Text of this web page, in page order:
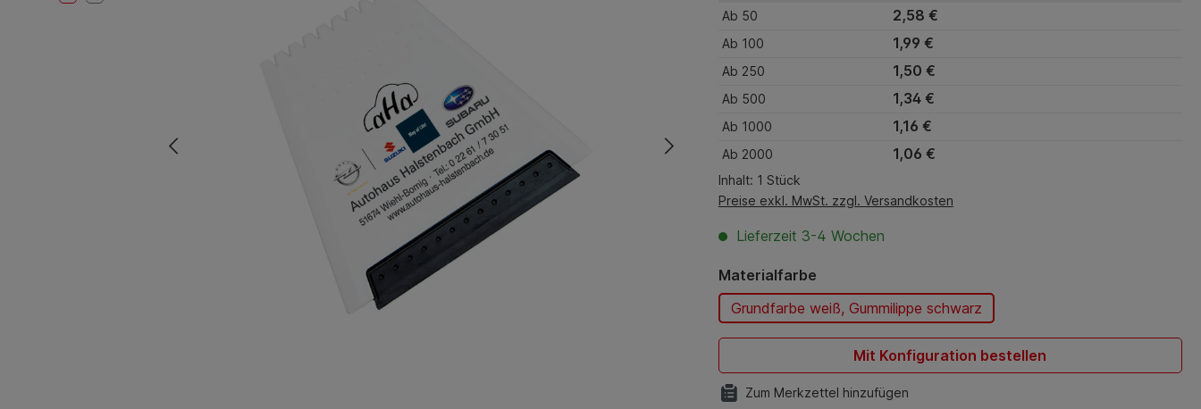
Ab 50 2,58 €
Ab 100 1,99 €
Ab 250 1,50 €
Ab 500 1,34 €
Ab 1000 1,16 €
Ab 2000 1,06 €
Inhalt: 1 Stück
Preise exkl. MwSt. zzgl. Versandkosten
Lieferzeit 3-4 Wochen
Materialfarbeauswählen
Grundfarbe weiß, Gummilippe schwarz
Mit Konfiguration bestellen
Zum Merkzettel hinzufügen